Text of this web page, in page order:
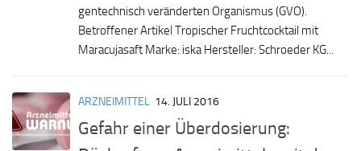
gentechnisch veränderten Organismus (GVO).
Betroffener Artikel Tropischer Fruchtcocktail mit
Maracujasaft Marke: iska Hersteller: Schroeder KG...
ARZNEIMITTEL 14. JULI 2016
Gefahr einer Überdosierung: